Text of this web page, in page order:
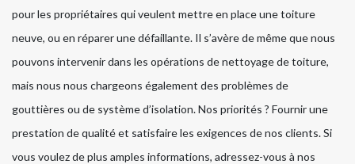
pour les propriétaires qui veulent mettre en place une toiture
neuve, ou en réparer une défaillante. Il s’avère de même que nous
pouvons intervenir dans les opérations de nettoyage de toiture,
mais nous nous chargeons également des problèmes de
gouttières ou de système d’isolation. Nos priorités ? Fournir une
prestation de qualité et satisfaire les exigences de nos clients. Si
vous voulez de plus amples informations, adressez-vous à nos